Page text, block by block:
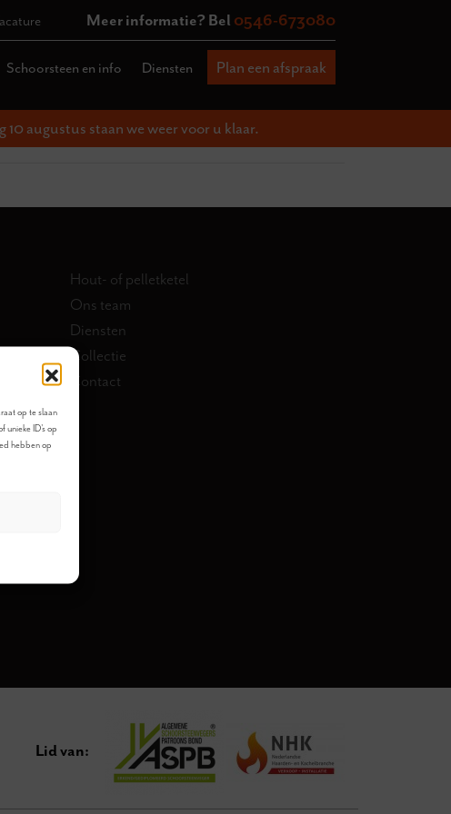
op te slaan
unieke ID's op
hebben op
augustus staan we weer voor u klaar.
Meer informatie? Bel 0546-673080
Plan een afspraak
Schoorsteen en info Diensten
Hout- of pelletketel
Ons team
Diensten
Collectie
Contact
Lid van: